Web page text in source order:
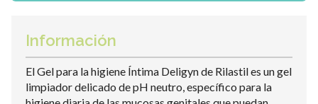
Información
El Gel para la higiene Íntima Deligyn de Rilastil es un gel
limpiador delicado de pH neutro, específico para la